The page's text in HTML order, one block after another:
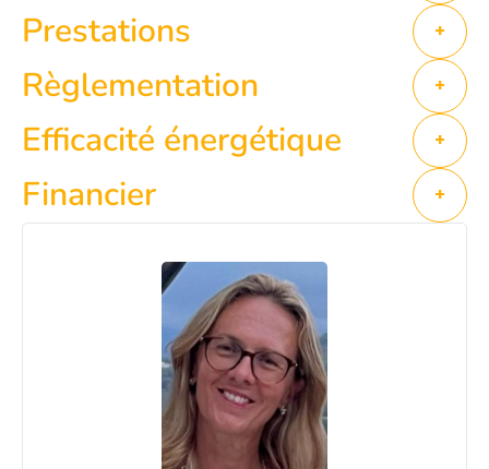
Prestations +
Règlementation +
Efficacité énergétique +
Financier +